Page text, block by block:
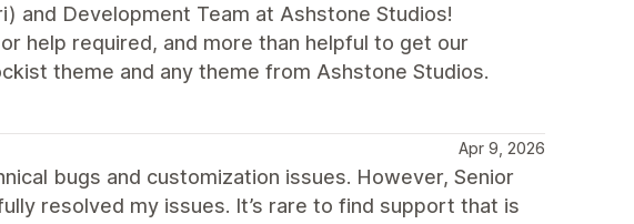
and Development Team at Ashstone Studios!
help required, and more than helpful to get our
theme and any theme from Ashstone Studios.
Apr 9, 2026
bugs and customization issues. However, Senior
resolved my issues. It’s rare to find support that is